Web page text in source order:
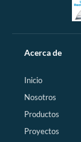
Acerca de
Inicio
Nosotros
Productos
Proyectos